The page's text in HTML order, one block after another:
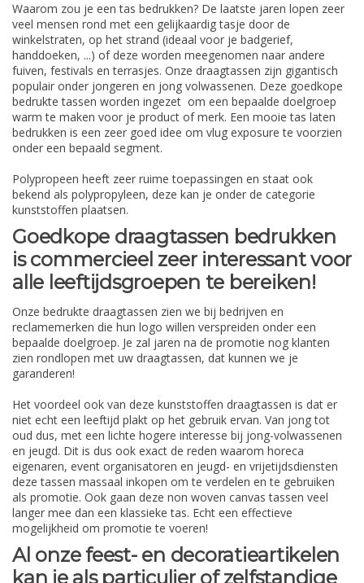
Waarom zou je een tas bedrukken? De laatste jaren lopen zeer
veel mensen rond met een gelijkaardig tasje door de
winkelstraten, op het strand (ideaal voor je badgerief,
handdoeken, ...) of deze worden meegenomen naar andere
fuiven, festivals en terrasjes. Onze draagtassen zijn gigantisch
populair onder jongeren en jong volwassenen. Deze goedkope
bedrukte tassen worden ingezet om een bepaalde doelgroep
warm te maken voor je product of merk. Een mooie tas laten
bedrukken is een zeer goed idee om vlug exposure te voorzien
onder een bepaald segment.
Polypropeen heeft zeer ruime toepassingen en staat ook
bekend als polypropyleen, deze kan je onder de categorie
kunststoffen plaatsen.
Goedkope draagtassen bedrukken
is commercieel zeer interessant voor
alle leeftijdsgroepen te bereiken!
Onze bedrukte draagtassen zien we bij bedrijven en
reclamemerken die hun logo willen verspreiden onder een
bepaalde doelgroep. Je zal jaren na de promotie nog klanten
zien rondlopen met uw draagtassen, dat kunnen we je
garanderen!
Het voordeel ook van deze kunststoffen draagtassen is dat er
niet echt een leeftijd plakt op het gebruik ervan. Van jong tot
oud dus, met een lichte hogere interesse bij jong-volwassenen
en jeugd. Dit is dus ook exact de reden waarom horeca
eigenaren, event organisatoren en jeugd- en vrijetijdsdiensten
deze tassen massaal inkopen om te verdelen en te gebruiken
als promotie. Ook gaan deze non woven canvas tassen veel
langer mee dan een klassieke tas. Echt een effectieve
mogelijkheid om promotie te voeren!
Al onze feest- en decoratieartikelen
kan je als particulier of zelfstandige